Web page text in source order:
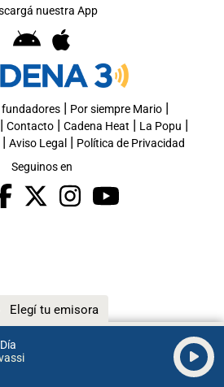
Elegí tu emisora
nuestra App
| Por siempre Mario|
Contacto| Cadena Heat | La Popu |
| Aviso Legal | Política de Privacidad
Seguinos en